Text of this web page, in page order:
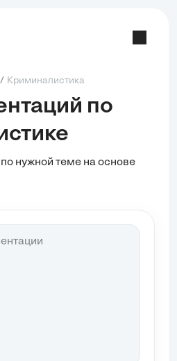
Криминалистика
по
нужной теме на основе